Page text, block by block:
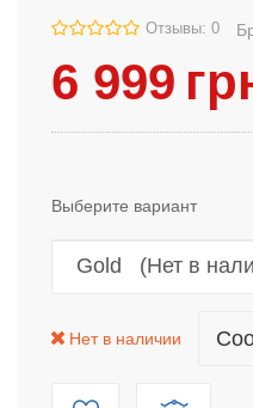
Отзывы: 0
6 999
Выберите вариант
Нет в наличии